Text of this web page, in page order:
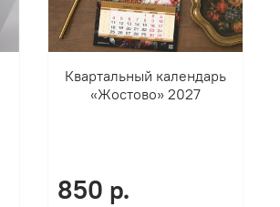
Квартальный календарь
«Жостово» 2027
850 р.